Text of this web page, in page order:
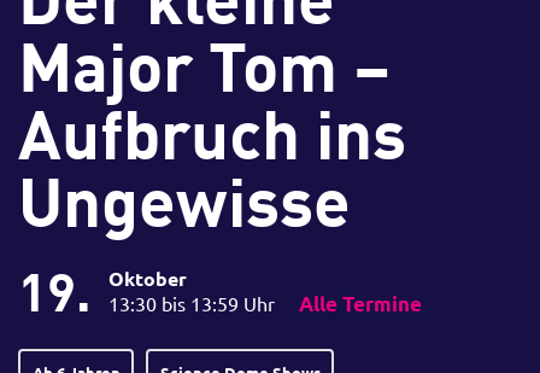
Major Tom –
Aufbruch ins
Ungewisse
19. Oktober
13:30 bis 13:59 Uhr Alle Termine